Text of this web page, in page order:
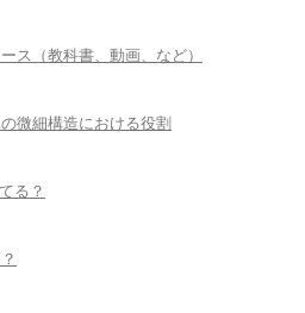
ス（教科書、動画、など）
微細構造における役割
る？